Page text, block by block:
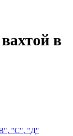
в
"В", "С", "Д"